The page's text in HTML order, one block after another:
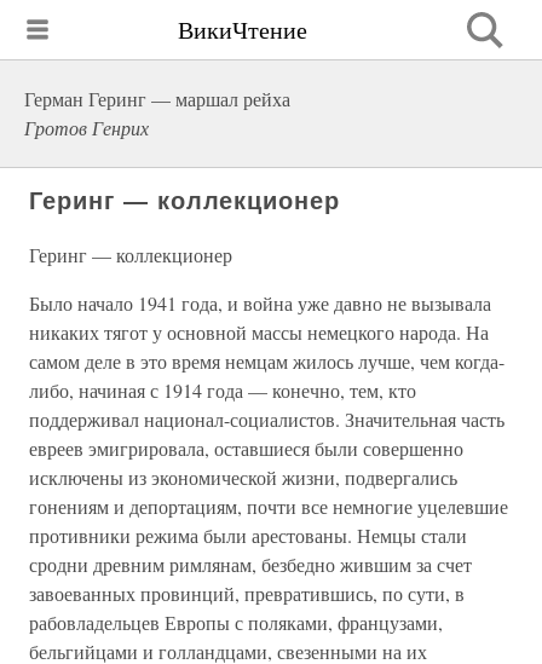
ВикиЧтение
Герман Геринг — маршал рейха
Гротов Генрих
Геринг — коллекционер
Геринг — коллекционер
Было начало 1941 года, и война уже давно не вызывала
никаких тягот у основной массы немецкого народа. На
самом деле в это время немцам жилось лучше, чем когда-
либо, начиная с 1914 года — конечно, тем, кто
поддерживал национал-социалистов. Значительная часть
евреев эмигрировала, оставшиеся были совершенно
исключены из экономической жизни, подвергались
гонениям и депортациям, почти все немногие уцелевшие
противники режима были арестованы. Немцы стали
сродни древним римлянам, безбедно жившим за счет
завоеванных провинций, превратившись, по сути, в
рабовладельцев Европы с поляками, французами,
бельгийцами и голландцами, свезенными на их